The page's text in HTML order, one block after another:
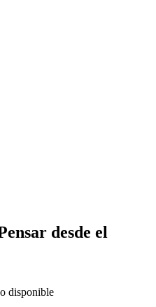
desde el
disponible